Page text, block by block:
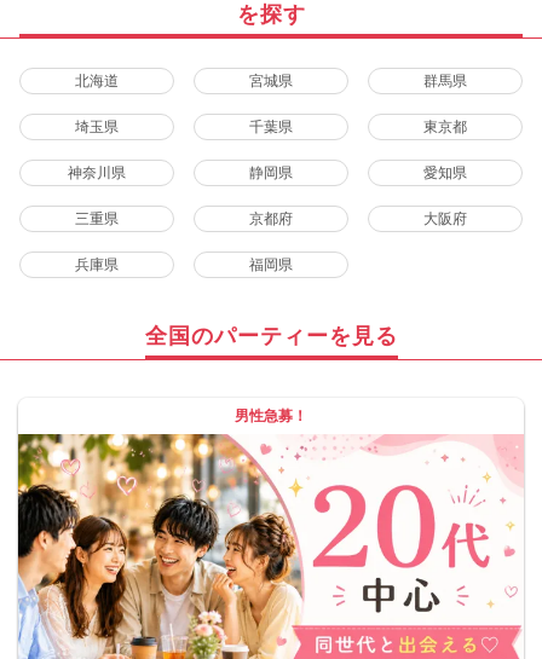
を探す
北海道 宮城県 群馬県
埼玉県 千葉県 東京都
神奈川県 静岡県 愛知県
三重県 京都府 大阪府
兵庫県 福岡県
全国のパーティーを見る
男性急募！